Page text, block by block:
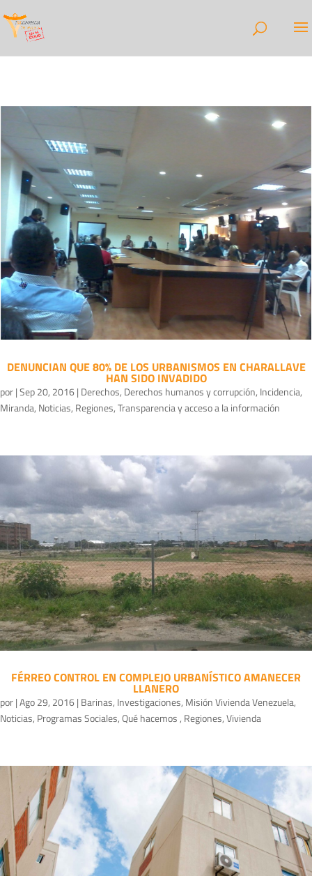
DENUNCIAN QUE 80% DE LOS URBANISMOS EN CHARALLAVE
HAN SIDO INVADIDO
por|Sep 20, 2016| Derechos, Derechos humanos y corrupción, Incidencia,
Miranda, Noticias, Regiones,Transparencia y acceso a la información
FÉRREO CONTROL EN COMPLEJO URBANÍSTICO AMANECER
LLANERO
por|Ago 29, 2016| Barinas, Investigaciones, Misión Vivienda Venezuela,
Noticias, Programas Sociales,Qué hacemos , Regiones,Vivienda